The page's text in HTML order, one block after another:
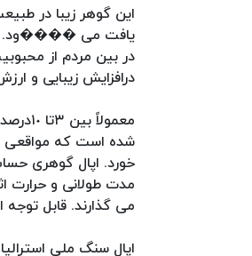
این گوهر زیبا در
یافت می ����ود. در
در بین مردم از
درافزایش زیبایی و
شده است که مواقعی
خورد. اپال گوهری
مدت طولانی و حرارت
می گذارند. قابل